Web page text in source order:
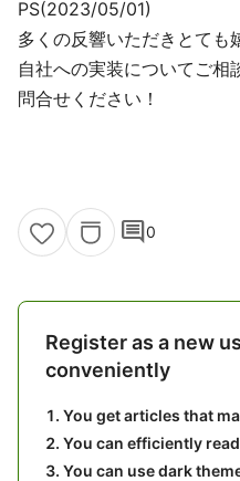
PS(2023/05/01)
多くの反響いただきとても
自社への実装についてご相
問合せください！
comment0
Register as a new
conveniently
You get articles that
You can efficiently
You can use dark